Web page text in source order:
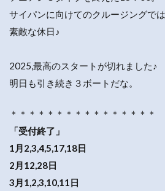
サイパンに向けてのクルージングで
素敵な休日♪
2025,最高のスタートが切れました♪
明日も引き続き３ボートだな。
＊＊＊＊＊＊＊＊＊＊＊＊＊＊＊＊
「受付終了」
1月2,3,4,5,17,18日
2月12,28日
3月1,2,3,10,11日